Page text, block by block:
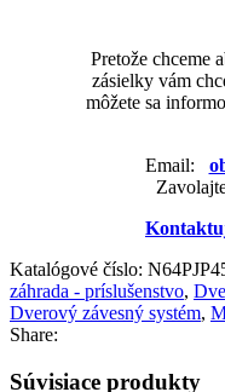
Pretože chceme
zásielky vám
môžete sa
Email:
Katalógové číslo:
záhrada - príslušenstvo,
Dverový závesný systém,
Share:
Súvisiace produkty